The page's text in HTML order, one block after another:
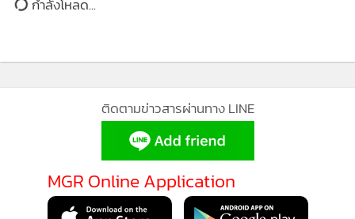
MGR Online ใช้คุกกี้ (Cookies)
MGR Online ใช้คุกกี้ เพื่อจัดการข้อมูลส่วนบุคคลเพื่อนำเสนอ